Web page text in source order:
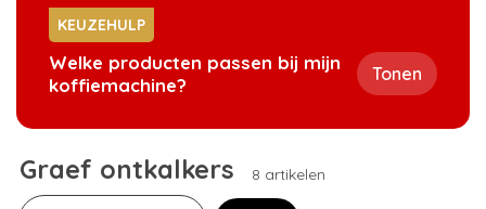
KEUZEHULP
Welke producten passen bij mijn
koffiemachine?
Tonen
Graef ontkalkers 8 artikelen